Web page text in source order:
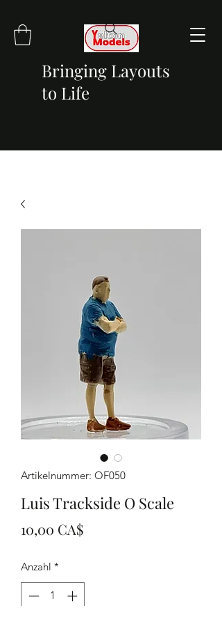
Bringing Layouts
to Life
Artikelnummer: OF050
Luis Trackside O Scale
10,00 CA$Preis
Anzahl *